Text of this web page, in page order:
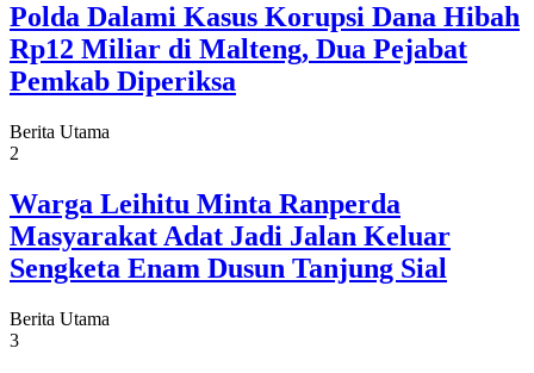
Polda Dalami Kasus Korupsi Dana Hibah
Rp12 Miliar di Malteng, Dua Pejabat
Pemkab Diperiksa
Berita Utama
2
Warga Leihitu Minta Ranperda
Masyarakat Adat Jadi Jalan Keluar
Sengketa Enam Dusun Tanjung Sial
Berita Utama
3